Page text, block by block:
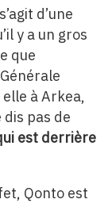
d’une
y a un gros
que
à Arkea,
pas de
est derrière
Qonto est